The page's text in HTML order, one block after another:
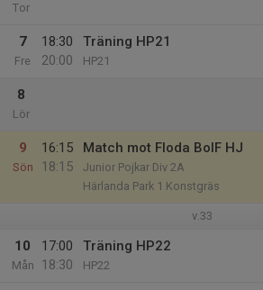
Tor
7
Fre
18:30
20:00
Träning HP21
HP21
8
Lör
9
Sön
16:15
18:15
Match mot Floda BoIF HJ
Junior Pojkar Div 2A
Härlanda Park 1 Konstgräs
v.33
10
Mån
17:00
18:30
Träning HP22
HP22